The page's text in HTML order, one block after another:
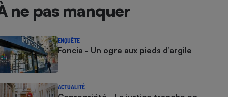
ne pas manquer
ENQUÊTE
Foncia - Un ogre aux pieds d’argile
ACTUALITÉ